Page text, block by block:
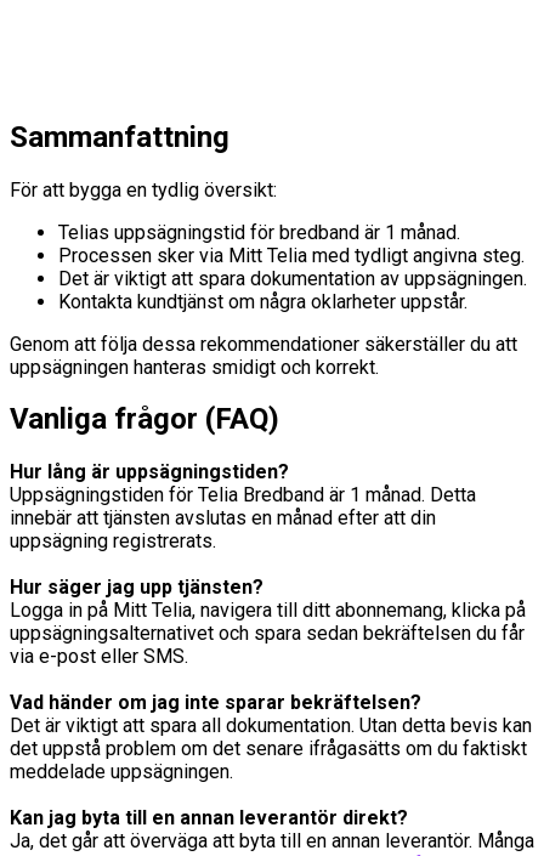
Sammanfattning
För att bygga en tydlig översikt:
Telias uppsägningstid för bredband är 1 månad.
Processen sker via Mitt Telia med tydligt angivna steg.
Det är viktigt att spara dokumentation av uppsägningen.
Kontakta kundtjänst om några oklarheter uppstår.
Genom att följa dessa rekommendationer säkerställer du att
uppsägningen hanteras smidigt och korrekt.
Vanliga frågor (FAQ)
Hur lång är uppsägningstiden?
Uppsägningstiden för Telia Bredband är 1 månad. Detta
innebär att tjänsten avslutas en månad efter att din
uppsägning registrerats.
Hur säger jag upp tjänsten?
Logga in på Mitt Telia, navigera till ditt abonnemang, klicka på
uppsägningsalternativet och spara sedan bekräftelsen du får
via e-post eller SMS.
Vad händer om jag inte sparar bekräftelsen?
Det är viktigt att spara all dokumentation. Utan detta bevis kan
det uppstå problem om det senare ifrågasätts om du faktiskt
meddelade uppsägningen.
Kan jag byta till en annan leverantör direkt?
Ja, det går att överväga att byta till en annan leverantör. Många